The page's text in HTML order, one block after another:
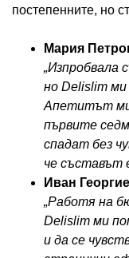
постепенните, но
Мария
„Изпробвала
но Delislim ми
Апетитът ми
първите
спадат без
че съставът
Иван
„Работя на
Delislim ми
и да се